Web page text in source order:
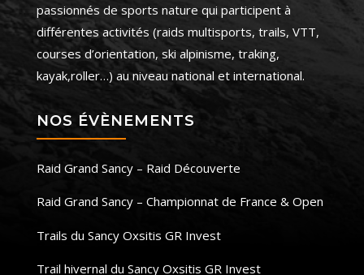
passionnés de sports nature qui participent à
différentes activités (raids multisports, trails, VTT,
courses d’orientation, ski alpinisme, traking,
kayak,roller…) au niveau national et international.
NOS ÉVÈNEMENTS
Raid Grand Sancy – Raid Découverte
Raid Grand Sancy – Championnat de France & Open
Trails du Sancy Oxsitis GR Invest
Trail hivernal du Sancy Oxsitis GR Invest